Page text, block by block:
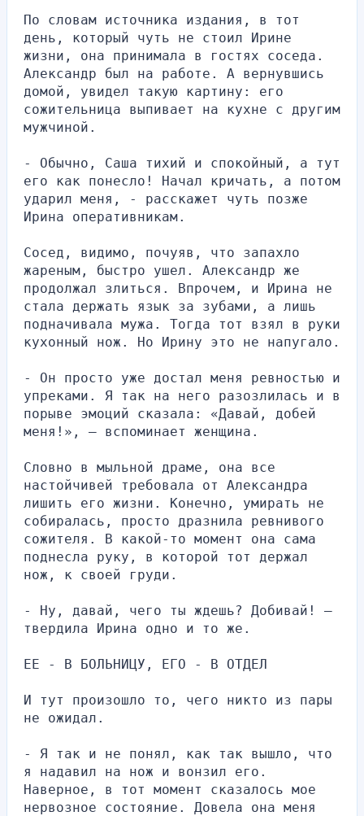
По словам источника издания, в тот
день, который чуть не стоил Ирине
жизни, она принимала в гостях соседа.
Александр был на работе. А вернувшись
домой, увидел такую картину: его
сожительница выпивает на кухне с другим
мужчиной.
- Обычно, Саша тихий и спокойный, а тут
его как понесло! Начал кричать, а потом
ударил меня, - расскажет чуть позже
Ирина оперативникам.
Сосед, видимо, почуяв, что запахло
жареным, быстро ушел. Александр же
продолжал злиться. Впрочем, и Ирина не
стала держать язык за зубами, а лишь
подначивала мужа. Тогда тот взял в руки
кухонный нож. Но Ирину это не напугало.
- Он просто уже достал меня ревностью и
упреками. Я так на него разозлилась и в
порыве эмоций сказала: «Давай, добей
меня!», — вспоминает женщина.
Словно в мыльной драме, она все
настойчивей требовала от Александра
лишить его жизни. Конечно, умирать не
собиралась, просто дразнила ревнивого
сожителя. В какой-то момент она сама
поднесла руку, в которой тот держал
нож, к своей груди.
- Ну, давай, чего ты ждешь? Добивай! —
твердила Ирина одно и то же.
ЕЕ - В БОЛЬНИЦУ, ЕГО - В ОТДЕЛ
И тут произошло то, чего никто из пары
не ожидал.
- Я так и не понял, как так вышло, что
я надавил на нож и вонзил его.
Наверное, в тот момент сказалось мое
нервозное состояние. Довела она меня